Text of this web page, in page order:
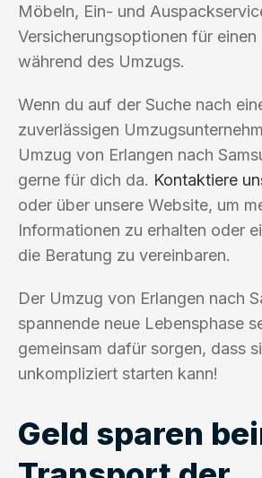
Möbeln, Ein- und
Versicherungsoptionen für einen
während des Umzugs.
Wenn du auf der Suche nach
zuverlässigen
Umzug von Erlangen nach
gerne für dich da. Kontaktiere
oder über unsere Website, um
Informationen zu erhalten oder
die Beratung zu vereinbaren.
Der Umzug von Erlangen nach
spannende neue Lebensphase
gemeinsam dafür sorgen, dass
unkompliziert starten kann!
Geld sparen